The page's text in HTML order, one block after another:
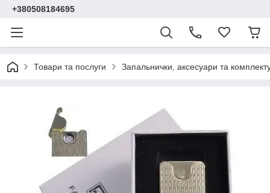
+380508184695
Товари та послуги Запальнички, аксесуари та